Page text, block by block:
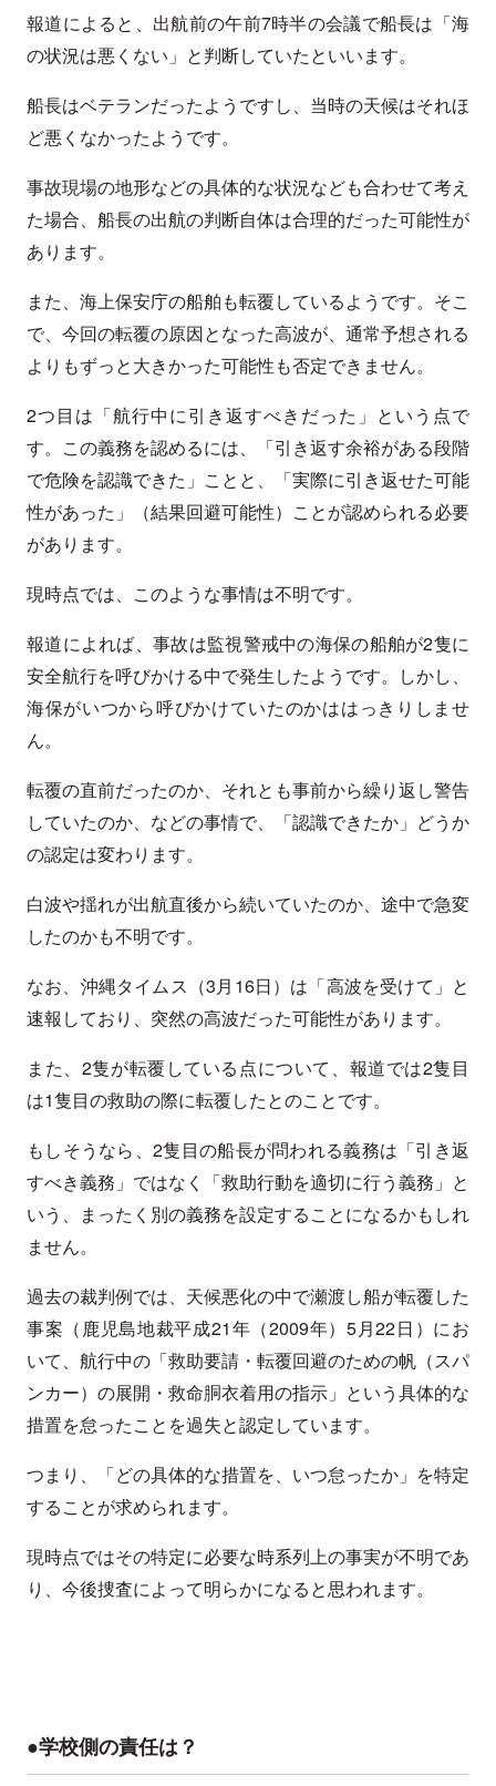
報道によると、出航前の午前7時半の会議で船長は「海
の状況は悪くない」と判断していたといいます。
船長はベテランだったようですし、当時の天候はそれほ
ど悪くなかったようです。
事故現場の地形などの具体的な状況なども合わせて考え
た場合、船長の出航の判断自体は合理的だった可能性が
あります。
また、海上保安庁の船舶も転覆しているようです。そこ
で、今回の転覆の原因となった高波が、通常予想される
よりもずっと大きかった可能性も否定できません。
2つ目は「航行中に引き返すべきだった」という点で
す。この義務を認めるには、「引き返す余裕がある段階
で危険を認識できた」ことと、「実際に引き返せた可能
性があった」（結果回避可能性）ことが認められる必要
があります。
現時点では、このような事情は不明です。
報道によれば、事故は監視警戒中の海保の船舶が2隻に
安全航行を呼びかける中で発生したようです。しかし、
海保がいつから呼びかけていたのかははっきりしませ
ん。
転覆の直前だったのか、それとも事前から繰り返し警告
していたのか、などの事情で、「認識できたか」どうか
の認定は変わります。
白波や揺れが出航直後から続いていたのか、途中で急変
したのかも不明です。
なお、沖縄タイムス（3月16日）は「高波を受けて」と
速報しており、突然の高波だった可能性があります。
また、2隻が転覆している点について、報道では2隻目
は1隻目の救助の際に転覆したとのことです。
もしそうなら、2隻目の船長が問われる義務は「引き返
すべき義務」ではなく「救助行動を適切に行う義務」と
いう、まったく別の義務を設定することになるかもしれ
ません。
過去の裁判例では、天候悪化の中で瀬渡し船が転覆した
事案（鹿児島地裁平成21年（2009年）5月22日）にお
いて、航行中の「救助要請・転覆回避のための帆（スパ
ンカー）の展開・救命胴衣着用の指示」という具体的な
措置を怠ったことを過失と認定しています。
つまり、「どの具体的な措置を、いつ怠ったか」を特定
することが求められます。
現時点ではその特定に必要な時系列上の事実が不明であ
り、今後捜査によって明らかになると思われます。
●学校側の責任は？